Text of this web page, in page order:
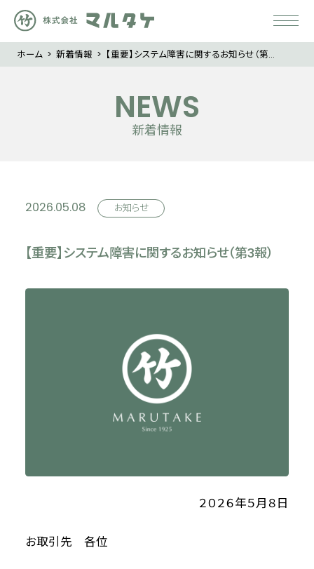
ホーム > 新着情報 > 【重要】システム障害に関するお知らせ（第…
NEWS
新着情報
2026.05.08 お知らせ
【重要】システム障害に関するお知らせ（第3報）
２０２６年５月８日
お取引先 各位